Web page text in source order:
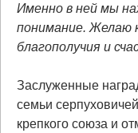
Именно в ней мы
понимание. Желаю
благополучия и
Заслуженные
семьи
крепкого союза и